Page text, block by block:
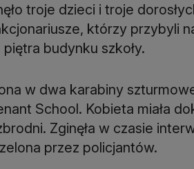
troje dzieci i troje
którzy przybyli
budynku szkoły.
w dwa karabiny
School. Kobieta miała
Zginęła w czasie
przez policjantów.